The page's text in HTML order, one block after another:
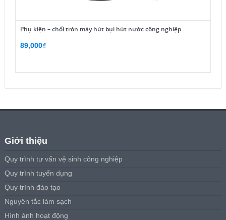
Phụ kiện – chổi tròn máy hút bụi hút nước công nghiệp
89,000₫
Giới thiệu
Quy trình tư vấn vệ sinh công nghiệp
Quy trình tuyển dụng
Quy trình đào tạo
Nguyên tắc làm sạch
Hình ảnh hoạt động